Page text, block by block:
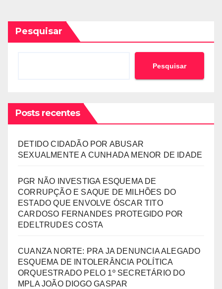
Pesquisar
Pesquisar
Posts recentes
DETIDO CIDADÃO POR ABUSAR
SEXUALMENTE A CUNHADA MENOR DE IDADE
PGR NÃO INVESTIGA ESQUEMA DE
CORRUPÇÃO E SAQUE DE MILHÕES DO
ESTADO QUE ENVOLVE ÓSCAR TITO
CARDOSO FERNANDES PROTEGIDO POR
EDELTRUDES COSTA
CUANZA NORTE: PRA JA DENUNCIA ALEGADO
ESQUEMA DE INTOLERÂNCIA POLÍTICA
ORQUESTRADO PELO 1º SECRETÁRIO DO
MPLA JOÃO DIOGO GASPAR